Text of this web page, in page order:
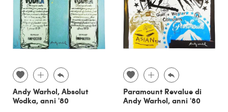
Andy Warhol, Absolut
Wodka, anni '80
Paramount Revalue di
Andy Warhol, anni '80